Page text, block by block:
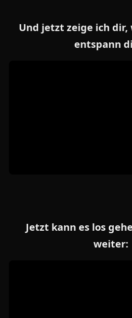
Und jetzt zeige ich
entspann
Jetzt kann es los
weiter: